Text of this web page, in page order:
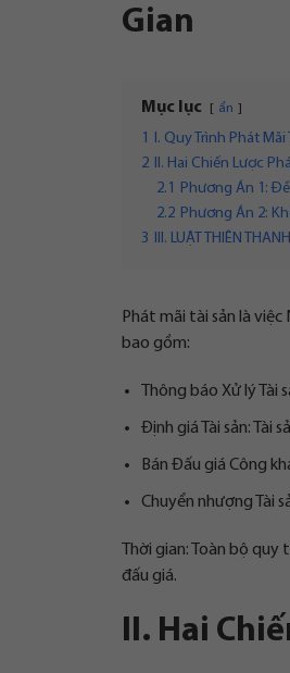
Gian
Mục lục ẩn
1 I. Quy Trình Phát
2 II. Hai Chiến Lược
2.1 Phương Án 1:
2.2 Phương Án 2:
3 III. LUẬT THIÊN
Phát mãi tài sản là
bao gồm:
Thông báo Xử lý
Định giá Tài sản: Tài
Bán Đấu giá Công
Chuyển nhượng Tài
Thời gian: Toàn bộ
đấu giá.
II. Hai